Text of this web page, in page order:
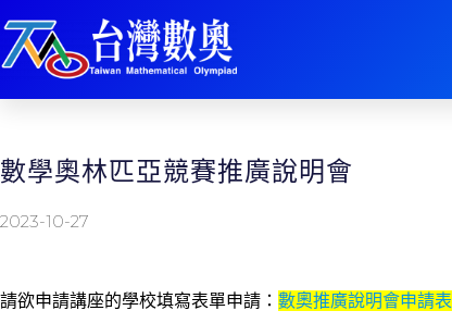
數學奧林匹亞競賽推廣說明會
2023-10-27
請欲申請講座的學校填寫表單申請： 數奧推廣說明會申請表